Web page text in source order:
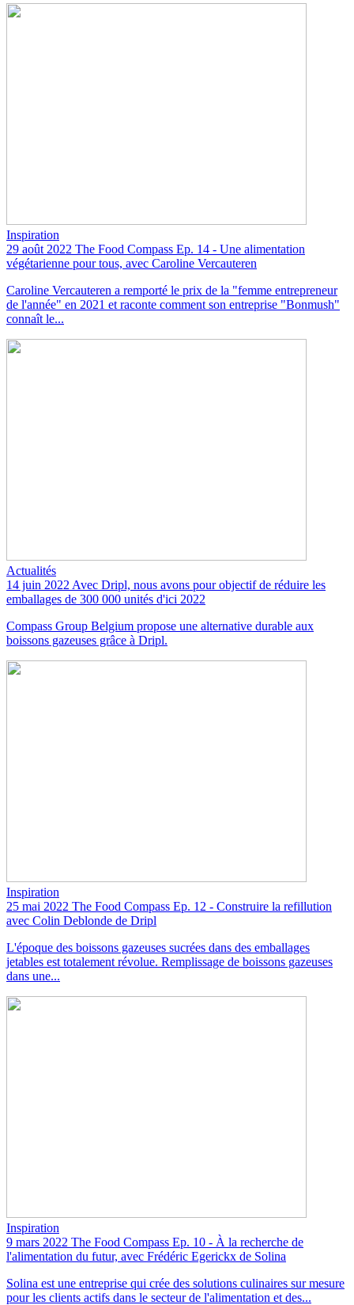
Inspiration
29 août 2022 The Food Compass Ep. 14 - Une alimentation
végétarienne pour tous, avec Caroline Vercauteren
Caroline Vercauteren a remporté le prix de la "femme entrepreneur
de l'année" en 2021 et raconte comment son entreprise "Bonmush"
connaît le...
Actualités
14 juin 2022 Avec Dripl, nous avons pour objectif de réduire les
emballages de 300 000 unités d'ici 2022
Compass Group Belgium propose une alternative durable aux
boissons gazeuses grâce à Dripl.
Inspiration
25 mai 2022 The Food Compass Ep. 12 - Construire la refillution
avec Colin Deblonde de Dripl
L'époque des boissons gazeuses sucrées dans des emballages
jetables est totalement révolue. Remplissage de boissons gazeuses
dans une...
Inspiration
9 mars 2022 The Food Compass Ep. 10 - À la recherche de
l'alimentation du futur, avec Frédéric Egerickx de Solina
Solina est une entreprise qui crée des solutions culinaires sur mesure
pour les clients actifs dans le secteur de l'alimentation et des...